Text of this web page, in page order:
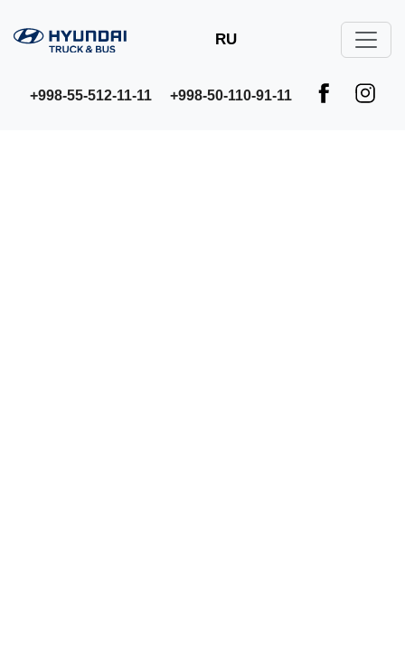
RU
+998-55-512-11-11 +998-50-110-91-11